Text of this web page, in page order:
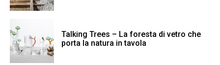
Talking Trees – La foresta di vetro che
porta la natura in tavola